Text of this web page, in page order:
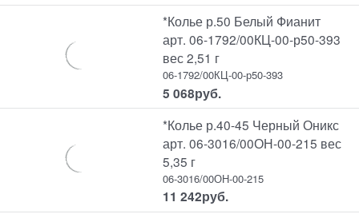
*Колье р.50 Белый Фианит
арт. 06-1792/00КЦ-00-р50-393
вес 2,51 г
06-1792/00КЦ-00-р50-393
5 068руб.
*Колье р.40-45 Черный Оникс
арт. 06-3016/00ОН-00-215 вес
5,35 г
06-3016/00ОН-00-215
11 242руб.